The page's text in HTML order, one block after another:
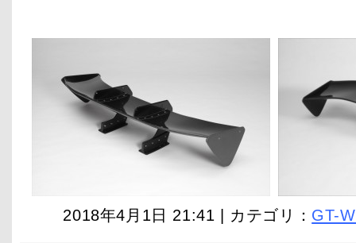
2018年4月1日 21:41 | カテゴリ： GT-